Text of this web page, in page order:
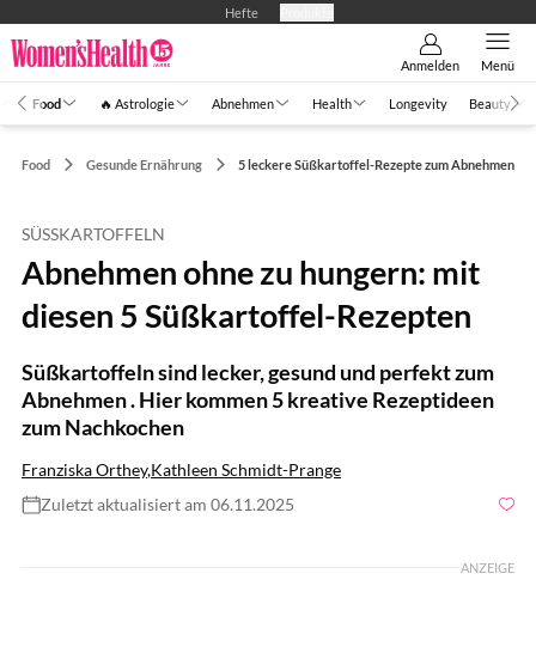
Hefte
Anmelden Menü
Food 🔥 Astrologie Abnehmen Health Longevity Beauty
Food Gesunde Ernährung 5 leckere Süßkartoffel-Rezepte zum Abnehmen
SÜSSKARTOFFELN
Abnehmen ohne zu hungern: mit
diesen 5 Süßkartoffel-Rezepten
Süßkartoffeln sind lecker, gesund und perfekt zum
Abnehmen . Hier kommen 5 kreative Rezeptideen
zum Nachkochen
Franziska Orthey,Kathleen Schmidt-Prange
Zuletzt aktualisiert am 06.11.2025
ANZEIGE